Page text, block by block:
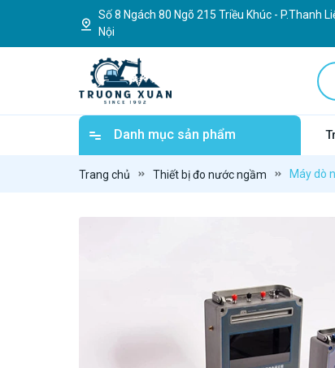
Số 8 Ngách 80 Ngõ 215 Triều Khúc - P.Thanh
Nội
Danh mục sản phẩm
Trang chủ Thiết bị đo nước ngầm Máy dò